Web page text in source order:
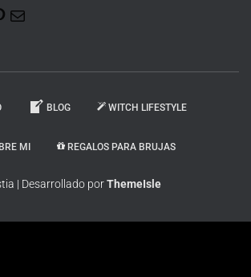
BLOG WITCH LIFESTYLE
MI REGALOS PARA BRUJAS
| Desarrollado porThemeIsle